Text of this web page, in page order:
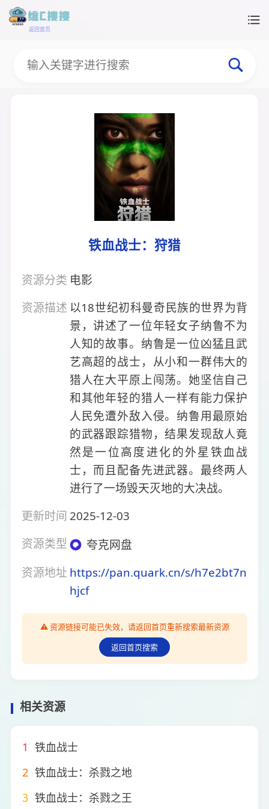
返回首页
铁血战士：狩猎
资源分类 电影
资源描述 以18世纪初科曼奇民族的世界为背
景，讲述了一位年轻女子纳鲁不为
人知的故事。纳鲁是一位凶猛且武
艺高超的战士，从小和一群伟大的
猎人在大平原上闯荡。她坚信自己
和其他年轻的猎人一样有能力保护
人民免遭外敌入侵。纳鲁用最原始
的武器跟踪猎物，结果发现敌人竟
然是一位高度进化的外星铁血战
士，而且配备先进武器。最终两人
进行了一场毁天灭地的大决战。
更新时间 2025-12-03
资源类型
夸克网盘
资源地址 https://pan.quark.cn/s/h7e2bt7n
hjcf
⚠️ 资源链接可能已失效，请返回首页重新搜索最新资源
返回首页搜索
相关资源
1 铁血战士
2 铁血战士：杀戮之地
3 铁血战士：杀戮之王